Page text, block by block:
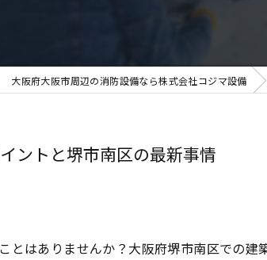
大阪府大阪市周辺の消防設備なら株式会社コジマ設備
ントと堺市南区の最新事情
とはありませんか？大阪府堺市南区での